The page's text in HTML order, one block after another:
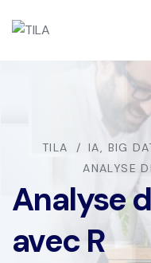
TILA
IA, BIG
ANALYSE
Analyse
avec R